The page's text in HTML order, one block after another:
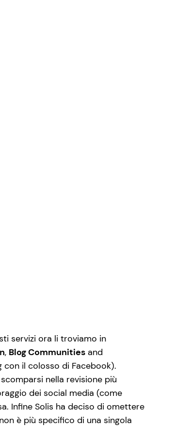
servizi ora li troviamo in
, Blog Communities and
il colosso di Facebook).
nella revisione più
dei social media (come
Infine Solis ha deciso di omettere
è più specifico di una singola